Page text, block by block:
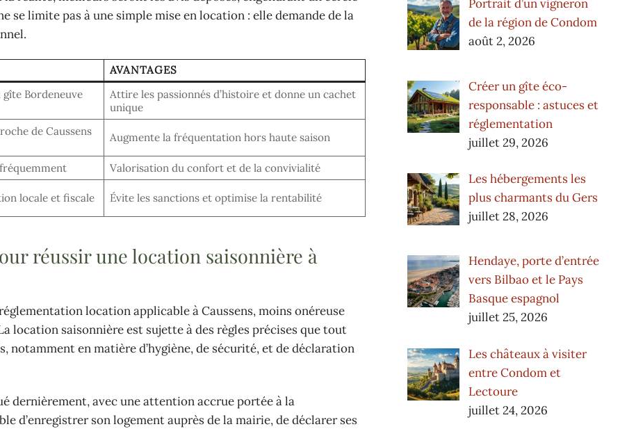
limite pas à une simple mise en location : elle demande de la
AVANTAGES
Bordeneuve
Attire les passionnés d’histoire et donne un cachet
unique
de Caussens
Augmente la fréquentation hors haute saison
Valorisation du confort et de la convivialité
locale et fiscale Évite les sanctions et optimise la rentabilité
réussir une location saisonnière à
location applicable à Caussens, moins onéreuse
location saisonnière est sujette à des règles précises que tout
notamment en matière d’hygiène, de sécurité, et de déclaration
dernièrement, avec une attention accrue portée à la
d’enregistrer son logement auprès de la mairie, de déclarer ses
Portrait d’un vigneron
de la région de Condom
août 2, 2026
Créer un gîte éco-
responsable : astuces et
réglementation
juillet 29, 2026
Les hébergements les
plus charmants du Gers
juillet 28, 2026
Hendaye, porte d’entrée
vers Bilbao et le Pays
Basque espagnol
juillet 25, 2026
Les châteaux à visiter
entre Condom et
Lectoure
juillet 24, 2026